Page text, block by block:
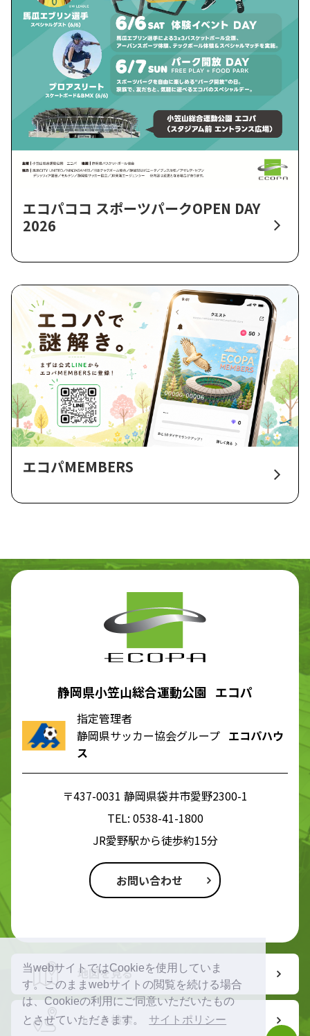
当webサイトではCookieを使用していま
す。このままwebサイトの閲覧を続ける場合
は、Cookieの利用にご同意いただいたもの
とさせていただきます。
サイトポリシー
エコパココ スポーツパークOPEN DAY
2026
エコパMEMBERS
静岡県小笠山総合運動公園 エコパ
指定管理者
静岡県サッカー協会グループ エコパハウ
ス
〒437-0031 静岡県袋井市愛野2300-1
TEL: 0538-41-1800
JR愛野駅から徒歩約15分
お問い合わせ
地図を見る
ルート検索